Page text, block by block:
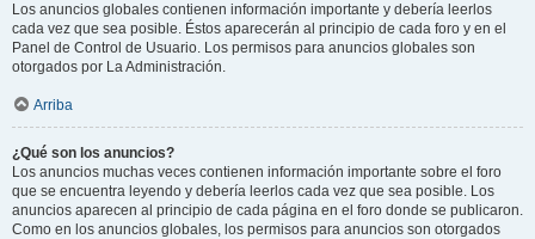
Los anuncios globales contienen información importante y debería leerlos
cada vez que sea posible. Éstos aparecerán al principio de cada foro y en el
Panel de Control de Usuario. Los permisos para anuncios globales son
otorgados por La Administración.
Arriba
¿Qué son los anuncios?
Los anuncios muchas veces contienen información importante sobre el foro
que se encuentra leyendo y debería leerlos cada vez que sea posible. Los
anuncios aparecen al principio de cada página en el foro donde se publicaron.
Como en los anuncios globales, los permisos para anuncios son otorgados